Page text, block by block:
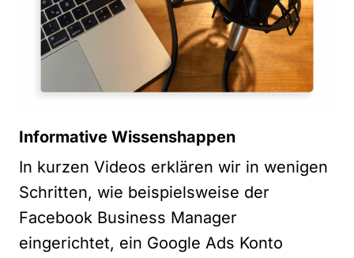
Informative Wissenshappen
In kurzen Videos erklären wir in wenigen
Schritten, wie beispielsweise der
Facebook Business Manager
eingerichtet, ein Google Ads Konto